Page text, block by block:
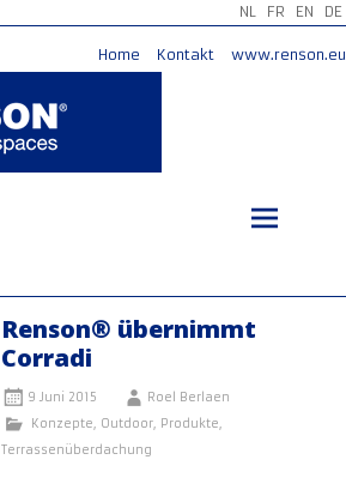
NL FR EN DE
Home Kontakt www.renson.eu
Renson® übernimmt
Corradi
9 Juni 2015
Roel Berlaen
Konzepte, Outdoor, Produkte,
Terrassenüberdachung